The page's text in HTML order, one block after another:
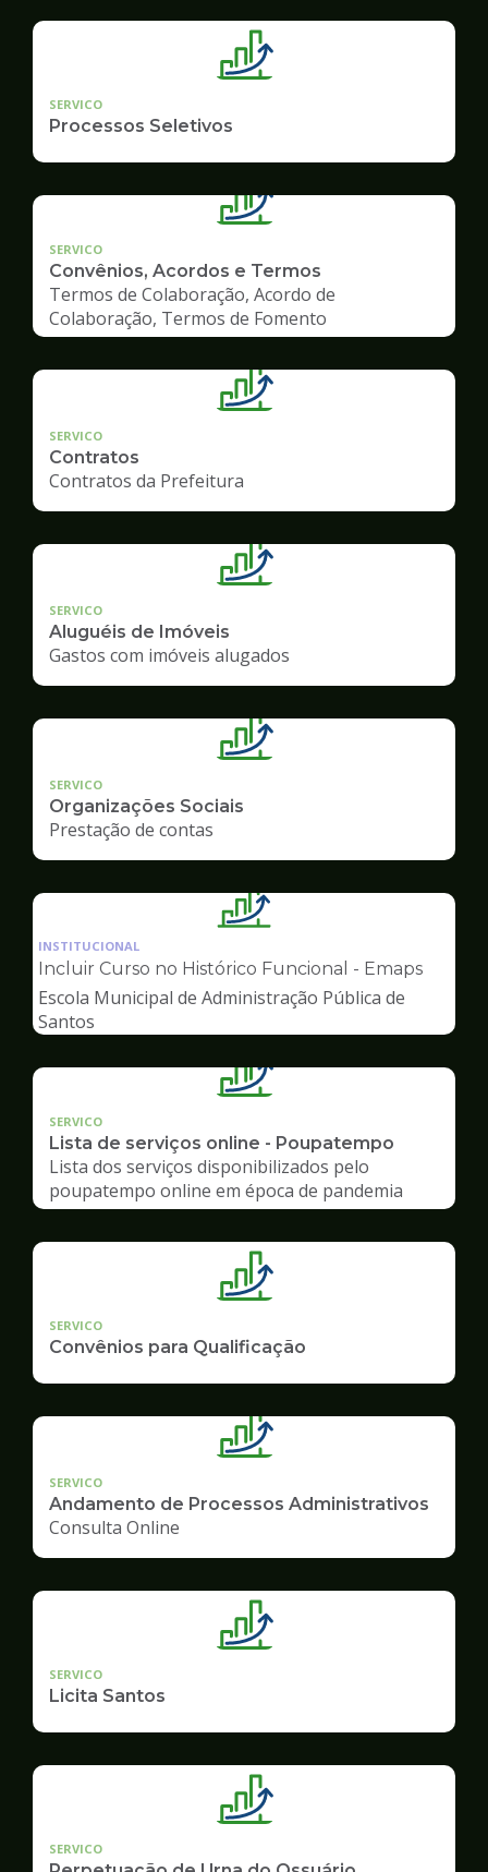
SERVICO
Processos Seletivos
SERVICO
Convênios, Acordos e Termos
Termos de Colaboração, Acordo de
Colaboração, Termos de Fomento
SERVICO
Contratos
Contratos da Prefeitura
SERVICO
Aluguéis de Imóveis
Gastos com imóveis alugados
SERVICO
Organizações Sociais
Prestação de contas
Ilustração
pagina
de
Gestão
INSTITUCIONAL
Incluir Curso no Histórico Funcional - Emaps
Escola Municipal de Administração Pública de
Santos
SERVICO
Lista de serviços online - Poupatempo
Lista dos serviços disponibilizados pelo
poupatempo online em época de pandemia
SERVICO
Convênios para Qualificação
SERVICO
Andamento de Processos Administrativos
Consulta Online
SERVICO
Licita Santos
SERVICO